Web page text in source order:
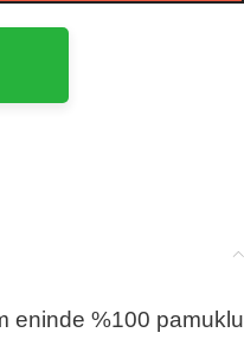
eninde %100 pamuklu